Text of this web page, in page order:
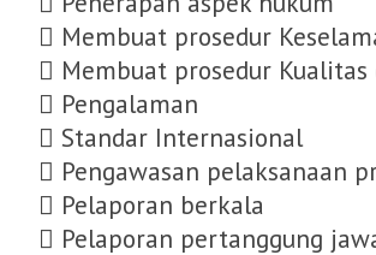
 Membuat prosedur
 Membuat prosedur
 Pengalaman
 Standar Internasional
 Pengawasan pelaksanaan
 Pelaporan berkala
 Pelaporan pertanggung